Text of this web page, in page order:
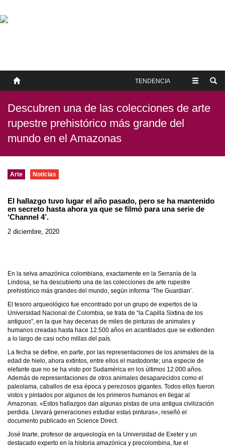
SOBRE NOSOTROS
TENDENCIA
Descubren una de las colecciones de arte
rupestre prehistórico más grande del
mundo en el Amazonas
Arte Noticias
El hallazgo tuvo lugar el año pasado, pero se ha mantenido
en secreto hasta ahora ya que se filmó para una serie de
‘Channel 4’.
2 diciembre, 2020
En la selva amazónica colombiana, exactamente en la Serranía de la
Lindosa, se ha descubierto una de las colecciones de arte rupestre
prehistórico más grandes del mundo, según informa ‘The Guardian’.
El tesoro arqueológico fue encontrado por un grupo de expertos de la
Universidad Nacional de Colombia, se trata de “la Capilla Sixtina de los
antiguos”, en la que hay decenas de miles de pinturas de animales y
humanos creadas hasta hace 12.500 años en acantilados que se extienden
a lo largo de casi ocho millas del país.
La fecha se define, en parte, por las representaciones de los animales de la
edad de hielo, ahora extintos, entre ellos el mastodonte; una especie de
elefante que no se ha visto por Sudamérica en los últimos 12.000 años.
Además de representaciones de otros animales desaparecidos como el
paleolama, caballos de esa época y perezosos gigantes. Todos ellos fueron
vistos y pintados por algunos de los primeros humanos en llegar al
Amazonas. «Estos hallazgos dan algunas pistas de una antigua civilización
perdida. Llevará generaciones estudiar estas pinturas», reseñó el
documento publicado en Science Direct.
José Iriarte, profesor de arqueología en la Universidad de Exeter y un
destacado experto en la historia amazónica y precolombina, fue el